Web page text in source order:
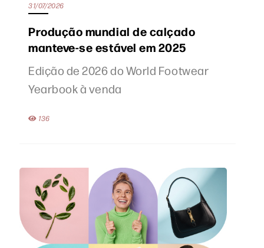
31/07/2026
Produção mundial de calçado
manteve-se estável em 2025
Edição de 2026 do World Footwear
Yearbook à venda
136